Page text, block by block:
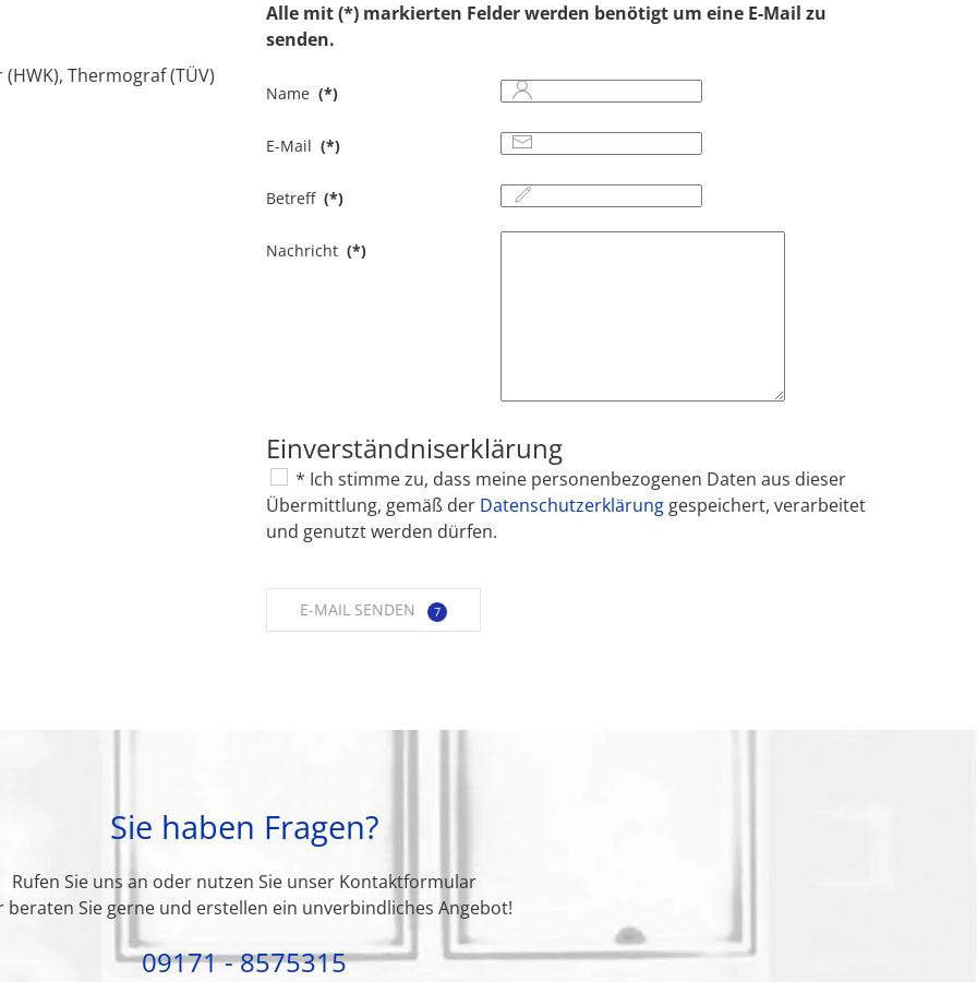
Thermograf (TÜV)
Alle mit (*) markierten Felder werden benötigt um eine E-Mail zu
senden.
Name (*)
E-Mail (*)
Betreff (*)
Nachricht (*)
Einverständniserklärung
Zustimmung
(*)
Zustimmung
* Ich stimme zu, dass meine personenbezogenen Daten aus dieser
Übermittlung, gemäß der Datenschutzerklärung gespeichert, verarbeitet
und genutzt werden dürfen.
E-MAIL SENDEN 6
Sie haben Fragen?
Rufen Sie uns an oder nutzen Sie unser Kontaktformular
beraten Sie gerne und erstellen ein unverbindliches Angebot!
09171 - 8575315